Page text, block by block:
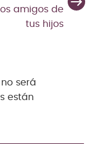
amigos de
tus hijos
será
están